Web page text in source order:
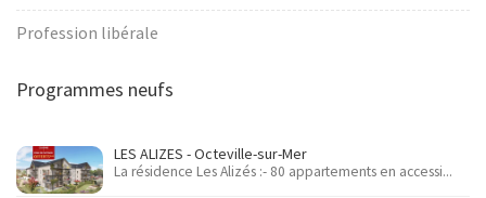
Profession libérale
Programmes neufs
LES ALIZES - Octeville-sur-Mer
La résidence Les Alizés :- 80 appartements en accessi...